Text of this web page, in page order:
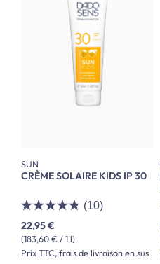
SUN
CRÈME SOLAIRE KIDS IP 30
(10)
(183,60 € / 1 l)
22,95 €
Prix TTC, frais de livraison en sus